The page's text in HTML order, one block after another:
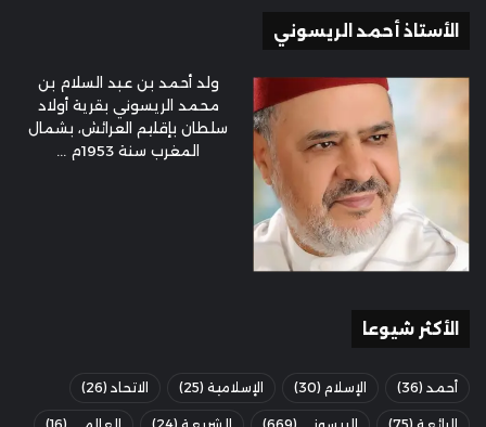
الأستاذ أحمد الريسوني
ولد أحمد بن عبد السلام بن
محمد الريسوني بقرية أولاد
سلطان بإقليم العرائش، بشمال
المغرب سنة 1953م ...
الأكثر شيوعا
أحمد (36) الإسلام (30) الإسلامية (25) الاتحاد (26)